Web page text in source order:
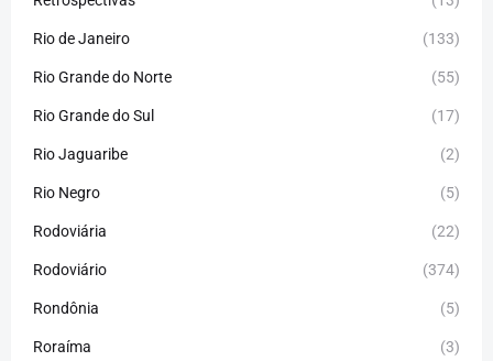
Rio de Janeiro (133)
Rio Grande do Norte (55)
Rio Grande do Sul (17)
Rio Jaguaribe (2)
Rio Negro (5)
Rodoviária (22)
Rodoviário (374)
Rondônia (5)
Roraíma (3)